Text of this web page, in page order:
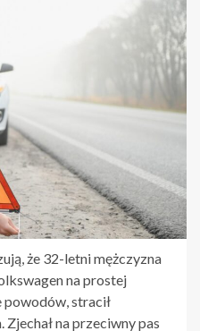
że 32-letni mężczyzna
na prostej
powodów, stracił
na przeciwny pas